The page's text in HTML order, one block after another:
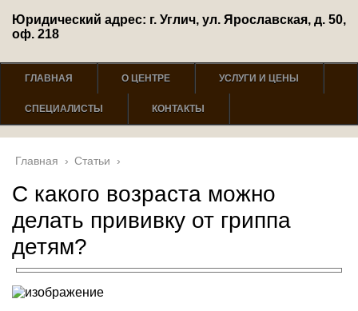
Юридический адрес: г. Углич, ул. Ярославская, д. 50,
оф. 218
ГЛАВНАЯ О ЦЕНТРЕ УСЛУГИ И ЦЕНЫ
СПЕЦИАЛИСТЫ КОНТАКТЫ
Главная › Статьи ›
С какого возраста можно
делать прививку от гриппа
детям?